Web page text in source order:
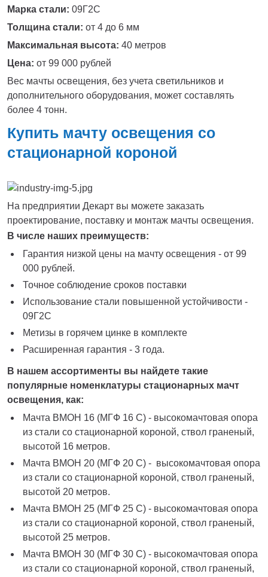
Марка стали: 09Г2С
Толщина стали: от 4 до 6 мм
Максимальная высота: 40 метров
Цена: от 99 000 рублей
Вес мачты освещения, без учета светильников и
дополнительного оборудования, может составлять
более 4 тонн.
Купить мачту освещения со
стационарной короной
На предприятии Декарт вы можете заказать
проектирование, поставку и монтаж мачты освещения.
В числе наших преимуществ:
Гарантия низкой цены на мачту освещения - от 99
000 рублей.
Точное соблюдение сроков поставки
Использование стали повышенной устойчивости -
09Г2С
Метизы в горячем цинке в комплекте
Расширенная гарантия - 3 года.
В нашем ассортименты вы найдете такие
популярные номенклатуры стационарных мачт
освещения, как:
Мачта ВМОН 16 (МГФ 16 С) - высокомачтовая опора
из стали со стационарной короной, ствол граненый,
высотой 16 метров.
Мачта ВМОН 20 (МГФ 20 С) - высокомачтовая опора
из стали со стационарной короной, ствол граненый,
высотой 20 метров.
Мачта ВМОН 25 (МГФ 25 С) - высокомачтовая опора
из стали со стационарной короной, ствол граненый,
высотой 25 метров.
Мачта ВМОН 30 (МГФ 30 С) - высокомачтовая опора
из стали со стационарной короной, ствол граненый,